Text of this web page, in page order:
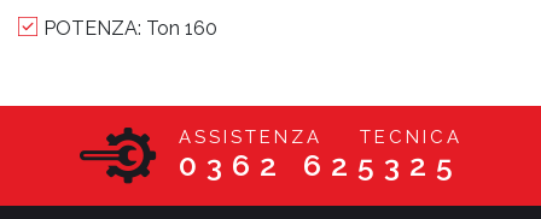
POTENZA: Ton 160
ASSISTENZA TECNICA
0362 625325